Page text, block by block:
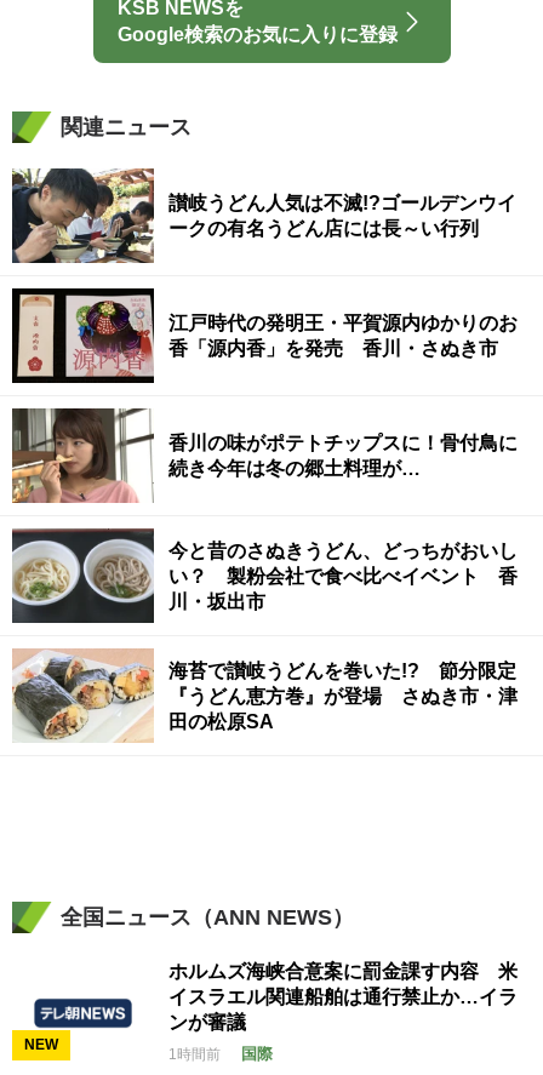
KSB NEWSを
Google検索のお気に入りに登録
関連ニュース
讃岐うどん人気は不滅!?ゴールデンウイ
ークの有名うどん店には長～い行列
江戸時代の発明王・平賀源内ゆかりのお
香「源内香」を発売 香川・さぬき市
香川の味がポテトチップスに！骨付鳥に
続き今年は冬の郷土料理が…
今と昔のさぬきうどん、どっちがおいし
い？ 製粉会社で食べ比べイベント 香
川・坂出市
海苔で讃岐うどんを巻いた!? 節分限定
『うどん恵方巻』が登場 さぬき市・津
田の松原SA
全国ニュース（ANN NEWS）
NEW
ホルムズ海峡合意案に罰金課す内容 米
イスラエル関連船舶は通行禁止か…イラ
ンが審議
1時間前 国際